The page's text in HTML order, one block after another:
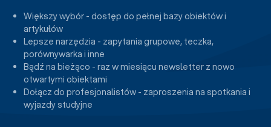
Większy wybór - dostęp do pełnej bazy obiektów i
artykułów
Lepsze narzędzia - zapytania grupowe, teczka,
porównywarka i inne
Bądź na bieżąco - raz w miesiącu newsletter z nowo
otwartymi obiektami
Dołącz do profesjonalistów - zaproszenia na spotkania i
wyjazdy studyjne